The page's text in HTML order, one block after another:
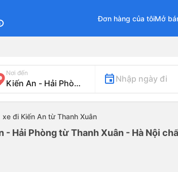
Đơn hàng của tôiMở
Nơi đến
Nhập ngày đi
xe đi Kiến An từ Thanh Xuân
- Hải Phòng từ Thanh Xuân - Hà Nội